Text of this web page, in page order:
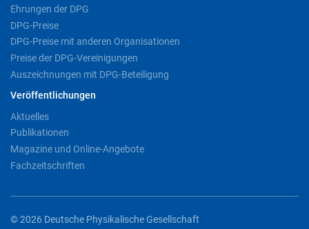
Ehrungen der DPG
DPG-Preise
DPG-Preise mit anderen Organisationen
Preise der DPG-Vereinigungen
Auszeichnungen mit DPG-Beteiligung
Veröffentlichungen
Aktuelles
Publikationen
Magazine und Online-Angebote
Fachzeitschriften
© 2026 Deutsche Physikalische Gesellschaft